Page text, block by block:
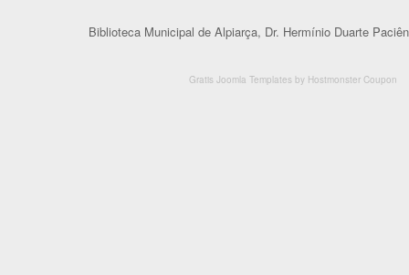
Gratis Joomla Templatesby Hostmonster Coupon
Biblioteca Municipal de Alpiarça, Dr. Hermínio Duarte